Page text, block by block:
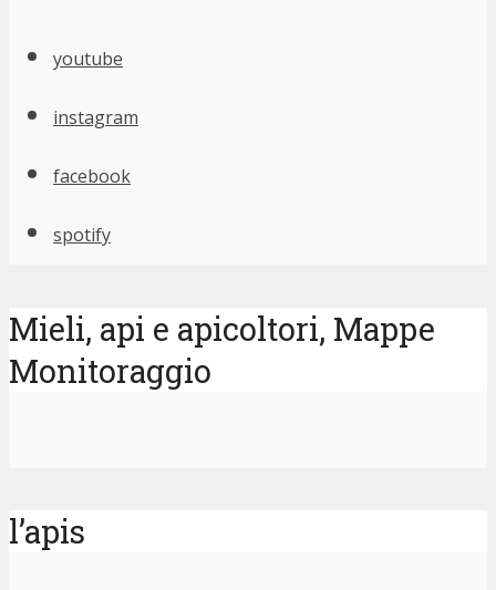
youtube
instagram
facebook
spotify
Mieli, api e apicoltori, Mappe
Monitoraggio
l’apis